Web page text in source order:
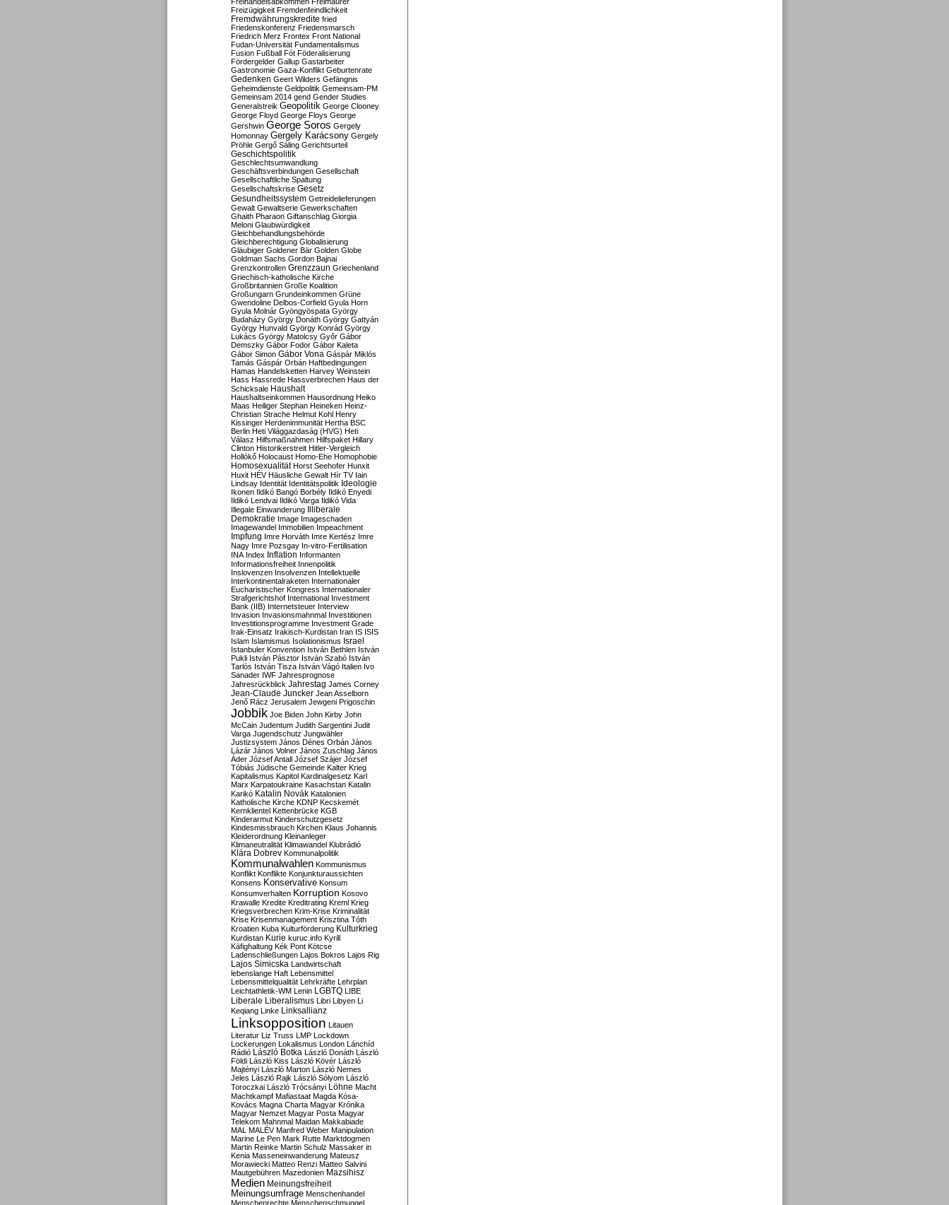
Freizügigkeit Fremdenfeindlichkeit
Fremdwährungskredite fried
Friedenskonferenz Friedensmarsch
Friedrich Merz Frontex Front National
Fudan-Universität Fundamentalismus
Fusion Fußball Fót Föderalisierung
Fördergelder Gallup Gastarbeiter
Gastronomie Gaza-Konflikt Geburtenrate
Gedenken Geert Wilders Gefängnis
Geheimdienste Geldpolitik Gemeinsam-PM
Gemeinsam 2014 gend Gender Studies
Generalstreik Geopolitik George Clooney
George Floyd George Floys George
Gershwin George Soros Gergely
Homonnay Gergely Karácsony Gergely
Pröhle Gergő Sáling Gerichtsurteil
Geschichtspolitik
Geschlechtsumwandlung
Geschäftsverbindungen Gesellschaft
Gesellschaftliche Spaltung
Gesellschaftskrise Gesetz
Gesundheitssystem Getreidelieferungen
Gewalt Gewaltserie Gewerkschaften
Ghaith Pharaon Giftanschlag Giorgia
Meloni Glaubwürdigkeit
Gleichbehandlungsbehörde
Gleichberechtigung Globalisierung
Gläubiger Goldener Bär Golden Globe
Goldman Sachs Gordon Bajnai
Grenzkontrollen Grenzzaun Griechenland
Griechisch-katholische Kirche
Großbritannien Große Koalition
Großungarn Grundeinkommen Grüne
Gwendoline Delbos-Corfield Gyula Horn
Gyula Molnár Gyöngyöspata György
Budaházy György Donáth György Gattyán
György Hunvald György Konrád György
Lukács György Matolcsy Győr Gábor
Demszky Gábor Fodor Gábor Kaleta
Gábor Simon Gábor Vona Gáspár Miklós
Tamás Gáspár Orbán Haftbedingungen
Hamas Handelsketten Harvey Weinstein
Hass Hassrede Hassverbrechen Haus der
Schicksale Haushalt
Haushaltseinkommen Hausordnung Heiko
Maas Heiliger Stephan Heineken Heinz-
Christian Strache Helmut Kohl Henry
Kissinger Herdenimmunität Hertha BSC
Berlin Heti Világgazdaság (HVG) Heti
Válasz Hilfsmaßnahmen Hilfspaket Hillary
Clinton Historikerstreit Hitler-Vergleich
Hollókő Holocaust Homo-Ehe Homophobie
Homosexualität Horst Seehofer Hunxit
Huxit HÉV Häusliche Gewalt Hír TV Iain
Lindsay Identität Identitätspolitik Ideologie
Ikonen Ildikó Bangó Borbély Ildikó Enyedi
Ildikó Lendvai Ildikó Varga Ildikó Vida
Illegale Einwanderung Illiberale
Demokratie Image Imageschaden
Imagewandel Immobilien Impeachment
Impfung Imre Horváth Imre Kertész Imre
Nagy Imre Pozsgay In-vitro-Fertilisation
INA Index Inflation Informanten
Informationsfreiheit Innenpolitik
Inslovenzen Insolvenzen Intellektuelle
Interkontinentalraketen Internationaler
Eucharistischer Kongress Internationaler
Strafgerichtshof International Investment
Bank (IIB) Internetsteuer Interview
Invasion Invasionsmahnmal Investitionen
Investitionsprogramme Investment Grade
Irak-Einsatz Irakisch-Kurdistan Iran IS ISIS
Islam Islamismus Isolationismus Israel
Istanbuler Konvention István Bethlen István
Pukli István Pásztor István Szabó István
Tarlós István Tisza István Vágó Italien Ivo
Sanader IWF Jahresprognose
Jahresrückblick Jahrestag James Corney
Jean-Claude Juncker Jean Asselborn
Jenő Rácz Jerusalem Jewgeni Prigoschin
Jobbik Joe Biden John Kirby John
McCain Judentum Judith Sargentini Judit
Varga Jugendschutz Jungwähler
Justizsystem János Dénes Orbán János
Lázár János Volner János Zuschlag János
Áder József Antall József Szájer József
Tóbiás Jüdische Gemeinde Kalter Krieg
Kapitalismus Kapitol Kardinalgesetz Karl
Marx Karpatoukraine Kasachstan Katalin
Karikó Katalin Novák Katalonien
Katholische Kirche KDNP Kecskemét
Kernklientel Kettenbrücke KGB
Kinderarmut Kinderschutzgesetz
Kindesmissbrauch Kirchen Klaus Johannis
Kleiderordnung Kleinanleger
Klimaneutralität Klimawandel Klubrádió
Klára Dobrev Kommunalpolitik
Kommunalwahlen Kommunismus
Konflikt Konflikte Konjunkturaussichten
Konsens Konservative Konsum
Konsumverhalten Korruption Kosovo
Krawalle Kredite Kreditrating Kreml Krieg
Kriegsverbrechen Krim-Krise Kriminalität
Krise Krisenmanagement Krisztina Tóth
Kroatien Kuba Kulturförderung Kulturkrieg
Kurdistan Kurie kuruc.info Kyrill
Käfighaltung Kék Pont Kötcse
Ladenschließungen Lajos Bokros Lajos Rig
Lajos Simicska Landwirtschaft
lebenslange Haft Lebensmittel
Lebensmittelqualität Lehrkräfte Lehrplan
Leichtathletik-WM Lenin LGBTQ LIBE
Liberale Liberalismus Libri Libyen Li
Keqiang Linke Linksallianz
Linksopposition Litauen
Literatur Liz Truss LMP Lockdown
Lockerungen Lokalismus London Lánchíd
Rádió
László Botka László Donáth László
Földi László Kiss László Kövér László
Majtényi László Marton László Nemes
Jeles László Rajk László Sólyom László
Toroczkai László Trócsányi Löhne Macht
Machtkampf Mafiastaat Magda Kósa-
Kovács Magna Charta Magyar Krónika
Magyar Nemzet Magyar Posta Magyar
Telekom Mahnmal Maidan Makkabiade
MAL MALÉV Manfred Weber Manipulation
Marine Le Pen Mark Rutte Marktdogmen
Martin Reinke Martin Schulz Massaker in
Kenia Masseneinwanderung Mateusz
Morawiecki Matteo Renzi Matteo Salvini
Mautgebühren Mazedonien Mazsihisz
Medien Meinungsfreiheit
Meinungsumfrage Menschenhandel
Menschenrechte Menschenschmuggel